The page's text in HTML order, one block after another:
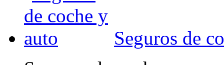
Seguros de